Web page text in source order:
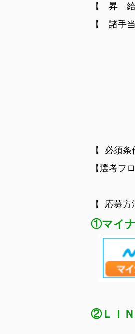
【 昇
【 諸手
● 交通
● 時間
●
●
●
● 借
【 必須
【選考フ
【 応募
①マイ
②ＬＩＮ